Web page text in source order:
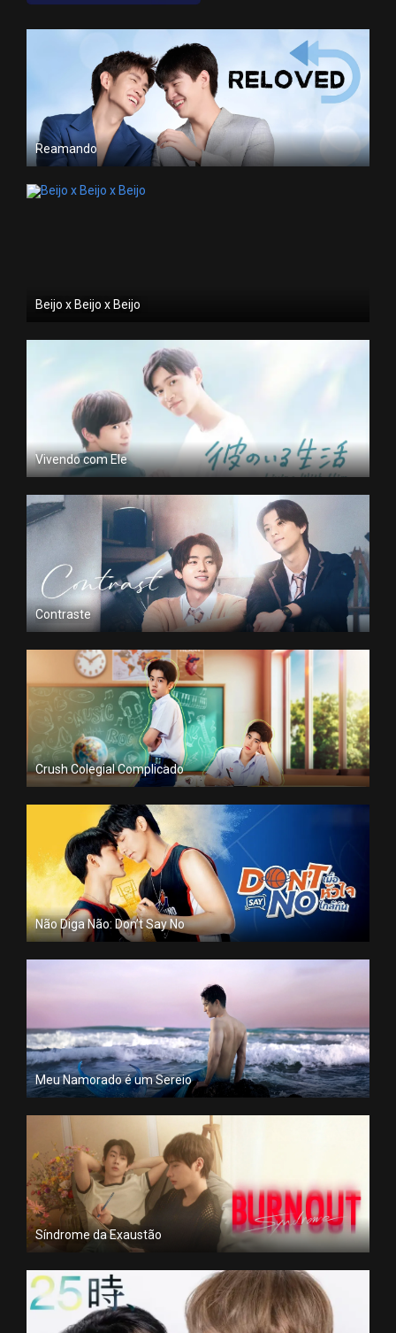
Reamando
Beijo x Beijo x Beijo
Vivendo com Ele
Contraste
Crush Colegial Complicado
Não Diga Não: Don’t Say No
Meu Namorado é um Sereio
Síndrome da Exaustão